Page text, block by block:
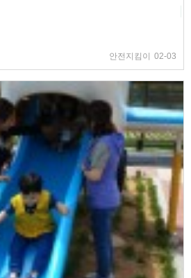
안전지킴이 02-03